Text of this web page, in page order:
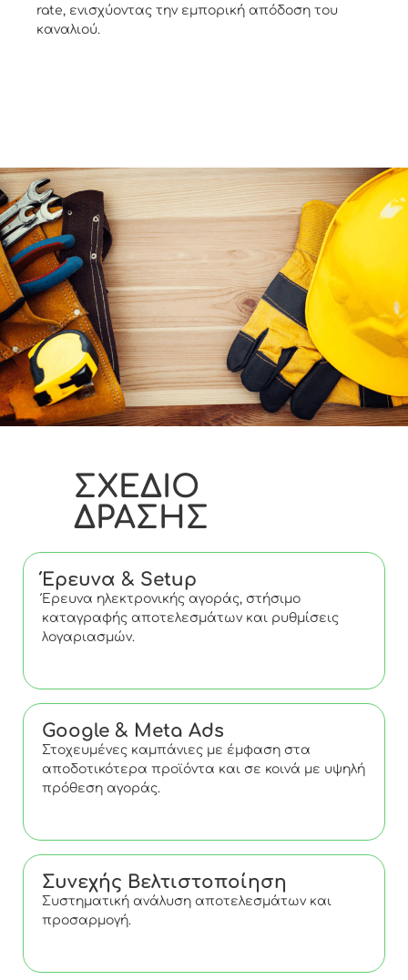
rate, ενισχύοντας την εμπορική απόδοση του
καναλιού.
ΣΧΕΔΙΟ
ΔΡΑΣΗΣ
Έρευνα & Setup
Έρευνα ηλεκτρονικής αγοράς, στήσιμο
καταγραφής αποτελεσμάτων και ρυθμίσεις
λογαριασμών.
Google & Meta Ads
Στοχευμένες καμπάνιες με έμφαση στα
αποδοτικότερα προϊόντα και σε κοινά με υψηλή
πρόθεση αγοράς.
Συνεχής Βελτιστοποίηση
Συστηματική ανάλυση αποτελεσμάτων και
προσαρμογή.